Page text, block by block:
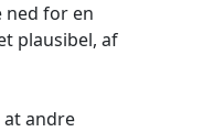
ned for en
plausibel, af
at andre